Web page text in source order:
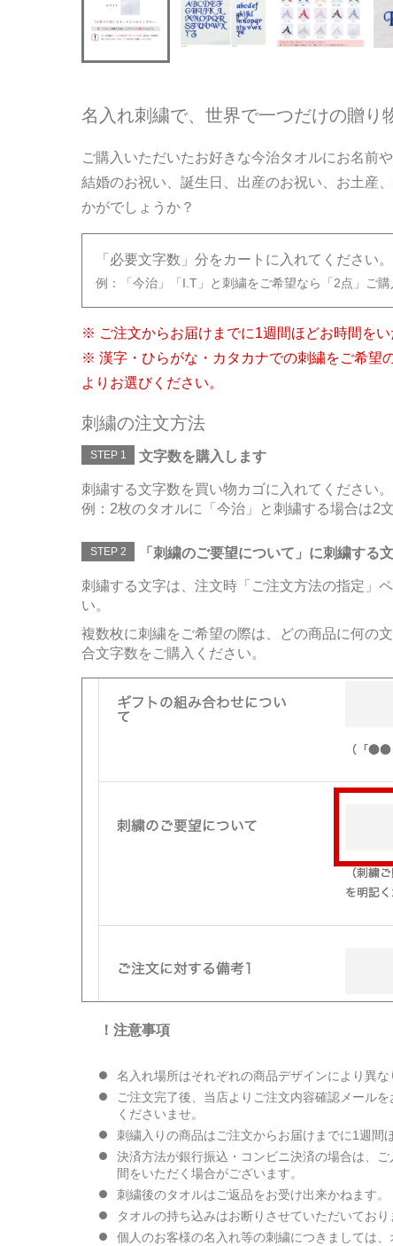
名入れ刺繍で、世界で一つだけの贈り
ご購入いただいたお好きな今治タオルにお名前
結婚のお祝い、誕生日、出産のお祝い、お土産
かがでしょうか？
「必要文字数」分をカートに入れてください。
例：「今治」「I.T」と刺繍をご希望なら「2点」ご購
※ ご注文からお届けまでに1週間ほどお時間をい
※ 漢字・ひらがな・カタカナでの刺繍をご希望
よりお選びください。
刺繍の注文方法
STEP 1 文字数を購入します
刺繍する文字数を買い物カゴに入れてください。
例：2枚のタオルに「今治」と刺繍する場合は2
STEP 2 「刺繍のご要望について」に刺繍する
刺繍する文字は、注文時「ご注文方法の指定」
い。
複数枚に刺繍をご希望の際は、どの商品に何の
合文字数をご購入ください。
！注意事項
名入れ場所はそれぞれの商品デザインにより異な
ご注文完了後、当店よりご注文内容確認メール
くださいませ。
刺繍入りの商品はご注文からお届けまでに1週間
決済方法が銀行振込・コンビニ決済の場合は、
間をいただく場合がございます。
刺繍後のタオルはご返品をお受け出来かねます。
タオルの持ち込みはお断りさせていただいており
個人のお客様の名入れ等の刺繍につきましては